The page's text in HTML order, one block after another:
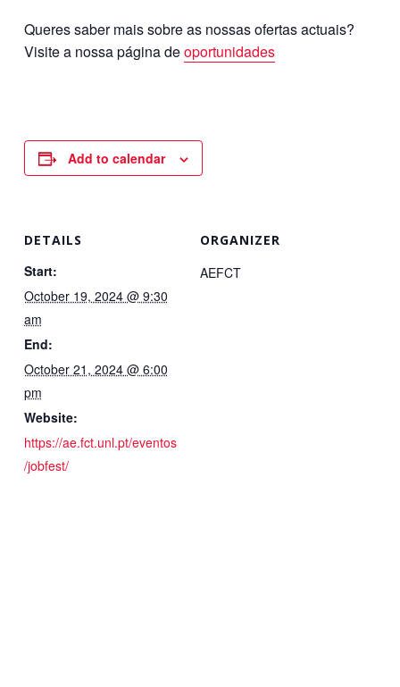
Queres saber mais sobre as nossas ofertas actuais?
Visite a nossa página deoportunidades
Add to calendar
DETAILS
Start:
October 19, 2024 @ 9:30
am
End:
October 21, 2024 @ 6:00
pm
Website:
https://ae.fct.unl.pt/eventos
/jobfest/
ORGANIZER
AEFCT